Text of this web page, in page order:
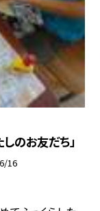
のお友だち」
16